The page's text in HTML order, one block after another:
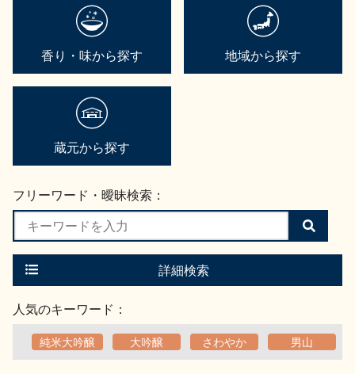
香り・味から探す 地域から探す
蔵元から探す
フリーワード・曖昧検索：
検
索
す
詳細検索
人気のキーワード：
純米大吟醸 大吟醸 さわやか 男山